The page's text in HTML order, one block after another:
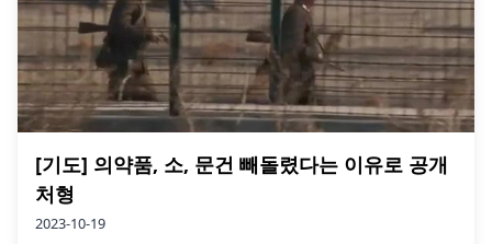
[기도] 의약품, 소, 문건 빼돌렸다는 이유로 공개
처형
2023-10-19